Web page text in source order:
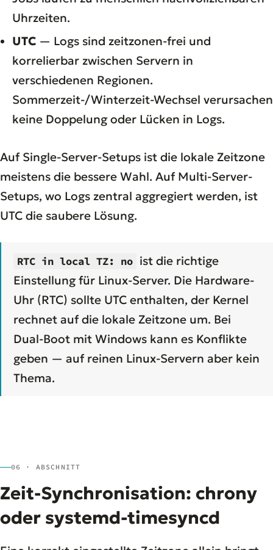
Uhrzeiten.
UTC — Logs sind zeitzonen-frei und
korrelierbar zwischen Servern in
verschiedenen Regionen.
Sommerzeit-/Winterzeit-Wechsel verursachen
keine Doppelung oder Lücken in Logs.
Auf Single-Server-Setups ist die lokale Zeitzone
meistens die bessere Wahl. Auf Multi-Server-
Setups, wo Logs zentral aggregiert werden, ist
UTC die saubere Lösung.
RTC in local TZ: no ist die richtige
Einstellung für Linux-Server. Die Hardware-
Uhr (RTC) sollte UTC enthalten, der Kernel
rechnet auf die lokale Zeitzone um. Bei
Dual-Boot mit Windows kann es Konflikte
geben — auf reinen Linux-Servern aber kein
Thema.
06 · ABSCHNITT
Zeit-Synchronisation: chrony
oder systemd-timesyncd